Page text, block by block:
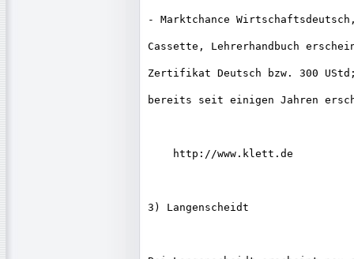
- Marktchance
Cassette, Lehrerhandbuch
Zertifikat Deutsch bzw. 300
bereits seit einigen Jahren
    http://www.klett.de
3) Langenscheidt